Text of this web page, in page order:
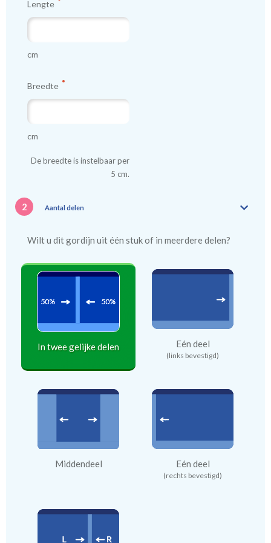
Lengte
cm
Breedte
cm
De breedte is instelbaar per
5 cm.
2 Aantal delen
Wilt u dit gordijn uit één stuk of in meerdere delen?
In twee gelijke delen Eén deel
(links bevestigd)
Middendeel Eén deel
(rechts bevestigd)